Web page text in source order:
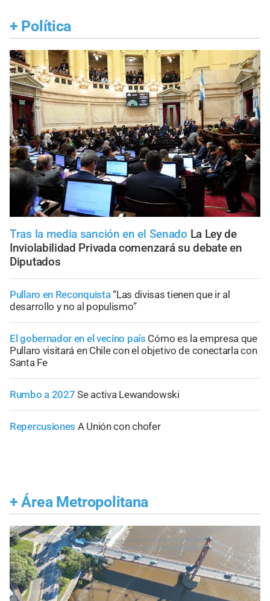
+ Política
Tras la media sanción en el Senado La Ley de
Inviolabilidad Privada comenzará su debate en
Diputados
Pullaro en Reconquista“Las divisas tienen que ir al
desarrollo y no al populismo”
El gobernador en el vecino país Cómo es la empresa que
Pullaro visitará en Chile con el objetivo de conectarla con
Santa Fe
Rumbo a 2027 Se activa Lewandowski
Repercusiones A Unión con chofer
+ Área Metropolitana